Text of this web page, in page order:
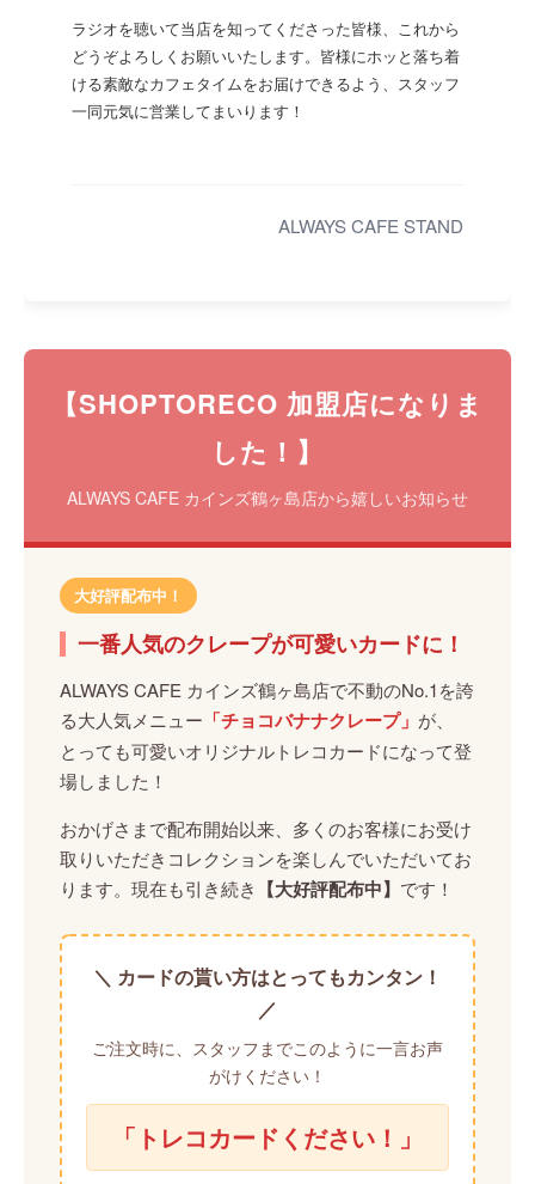
ラジオを聴いて当店を知ってくださった皆様、これから
どうぞよろしくお願いいたします。皆様にホッと落ち着
ける素敵なカフェタイムをお届けできるよう、スタッフ
一同元気に営業してまいります！
ALWAYS CAFE STAND
【SHOPTORECO 加盟店になりま
した！】
ALWAYS CAFE カインズ鶴ヶ島店から嬉しいお知らせ
大好評配布中！
一番人気のクレープが可愛いカードに！
ALWAYS CAFE カインズ鶴ヶ島店で不動のNo.1を誇
る大人気メニュー 「チョコバナナクレープ」 が、
とっても可愛いオリジナルトレコカードになって登
場しました！
おかげさまで配布開始以来、多くのお客様にお受け
取りいただきコレクションを楽しんでいただいてお
ります。現在も引き続き 【大好評配布中】 です！
＼ カードの貰い方はとってもカンタン！
／
ご注文時に、スタッフまでこのように一言お声
がけください！
「トレコカードください！」